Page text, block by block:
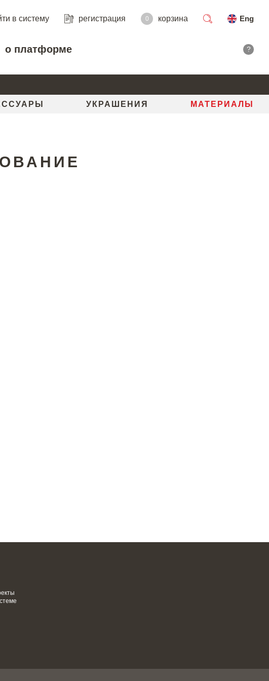
в систему регистрация 0 корзина
Eng
о платформе ?
УКРАШЕНИЯ МАТЕРИАЛЫ